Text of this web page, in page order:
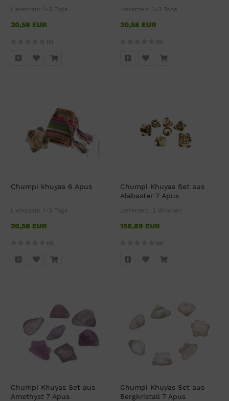
Lieferzeit: 1-3 Tage
20,58 EUR
(0)
Lieferzeit: 1-3 Tage
20,58 EUR
(0)
Chumpi khuyas 6 Apus
Lieferzeit: 1-3 Tage
20,58 EUR
(0)
Chumpi Khuyas Set aus
Alabaster 7 Apus
Lieferzeit: 2 Wochen
158,89 EUR
(0)
Chumpi Khuyas Set aus
Amethyst 7 Apus
Chumpi Khuyas Set aus
Bergkristall 7 Apus